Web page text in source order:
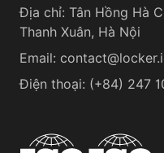
Địa chỉ: Tân Hồng Hà
Thanh Xuân, Hà Nội
Email:
Điện thoại: (+84) 247